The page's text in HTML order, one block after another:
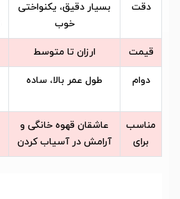
دقت
بسیار دقیق، یکنواختی
خوب
قیمت ارزان تا متوسط
دوام طول عمر بالا، ساده
مناسب
برای
عاشقان قهوه خانگی و
آرامش در آسیاب کردن